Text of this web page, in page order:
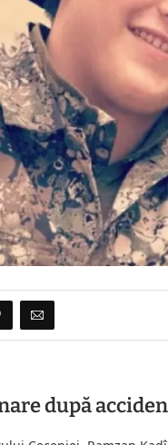
după